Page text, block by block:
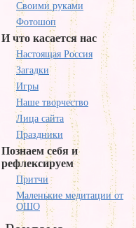
Своими руками
Фотошоп
И что касается нас
Настоящая Россия
Загадки
Игры
Наше творчество
Лица сайта
Праздники
Познаем себя и
рефлексируем
Притчи
Маленькие медитации от
ОШО